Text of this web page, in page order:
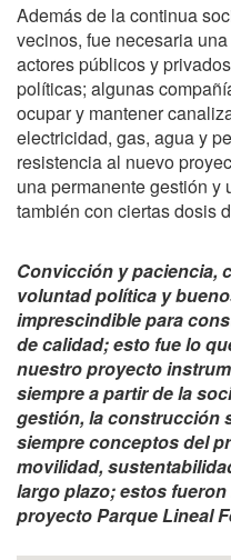
Además de la continua
vecinos, fue necesaria
actores públicos y
políticas; algunas
ocupar y mantener
electricidad, gas, agua y
resistencia al nuevo
una permanente gestión y
también con ciertas dosis
Convicción y paciencia,
voluntad política y
imprescindible para
de calidad; esto fue lo
nuestro proyecto
siempre a partir de la
gestión, la construcción
siempre conceptos del
movilidad,
largo plazo; estos
proyecto Parque Lineal